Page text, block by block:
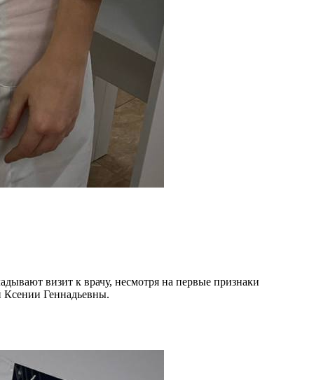
визит к врачу, несмотря на первые признаки
Геннадьевны.